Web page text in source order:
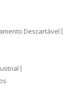
Descartável